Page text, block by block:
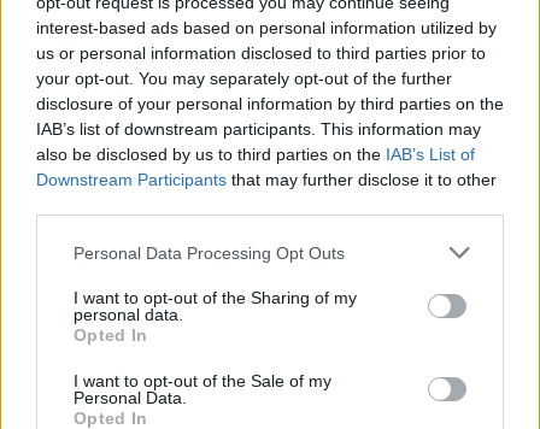
interest-based ads based on personal information utilized by
us or personal information disclosed to third parties prior to
your opt-out. You may separately opt-out of the further
disclosure of your personal information by third parties on the
IAB’s list of downstream participants. This information may
also be disclosed by us to third parties on the IAB’s List of
Downstream Participants that may further disclose it to other
Personal Data Processing Opt Outs
I want to opt-out of the Sharing of my
personal data.
Opted In
I want to opt-out of the Sale of my
Personal Data.
Opted In
Staran luetuimmat
1